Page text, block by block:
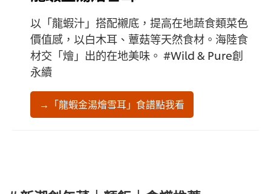
以「龍蝦汁」搭配襯底，提高在地蔬食類菜色
價值感，以白木耳、蕈菇等天然食材。海陸食
材交「燴」出的在地美味。 #Wild & Pure創
永續
→「龍蝦金湯燴雪耳」食譜點我看